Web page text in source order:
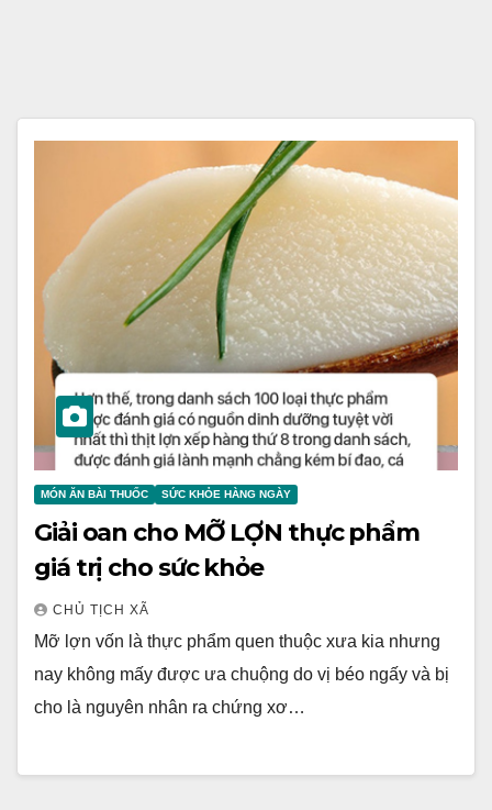
MÓN ĂN BÀI THUỐC SỨC KHỎE HÀNG NGÀY
Giải oan cho MỠ LỢN thực phẩm
giá trị cho sức khỏe
CHỦ TỊCH XÃ
Mỡ lợn vốn là thực phẩm quen thuộc xưa kia nhưng
nay không mấy được ưa chuộng do vị béo ngấy và bị
cho là nguyên nhân ra chứng xơ…